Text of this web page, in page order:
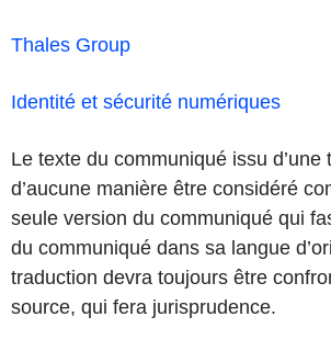
Thales Group
Identité et sécurité numériques
Le texte du communiqué issu d’une
d’aucune manière être considéré
seule version du communiqué qui
du communiqué dans sa langue
traduction devra toujours être
source, qui fera jurisprudence.